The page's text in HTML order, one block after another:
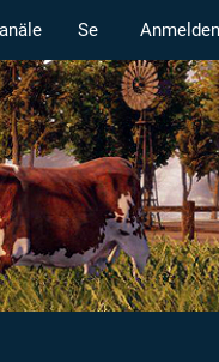
ServerstatusAnmelden